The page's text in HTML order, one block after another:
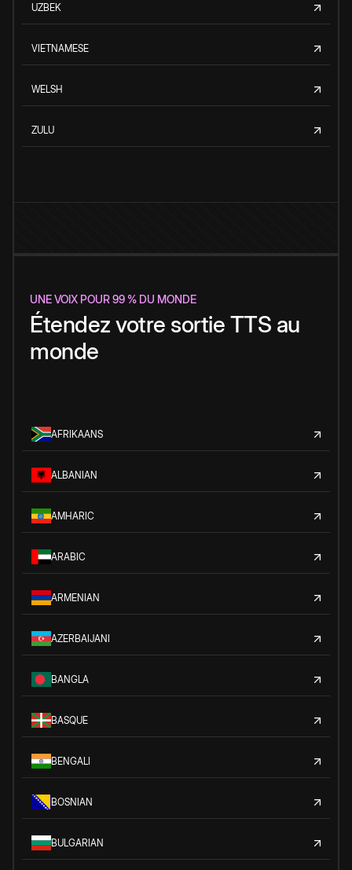
UZBEK
VIETNAMESE
WELSH
ZULU
UNE VOIX POUR 99 % DU MONDE
Étendez votre sortie TTS au
monde
AFRIKAANS
ALBANIAN
AMHARIC
ARABIC
ARMENIAN
AZERBAIJANI
BANGLA
BASQUE
BENGALI
BOSNIAN
BULGARIAN